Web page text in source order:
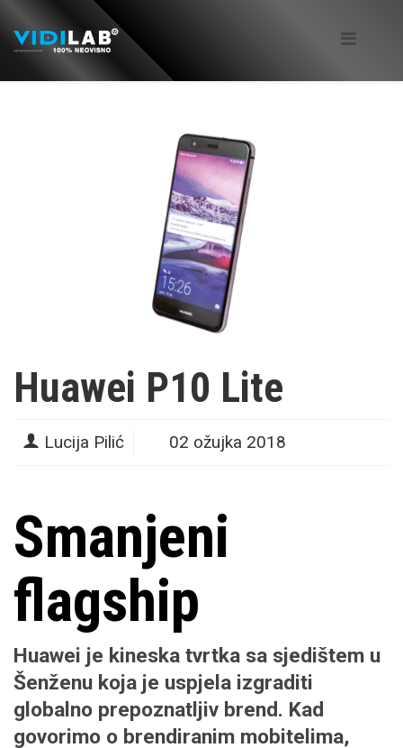
Huawei P10 Lite
Lucija Pilić 02 ožujka 2018
Smanjeni
flagship
Huawei je kineska tvrtka sa sjedištem u
Šenženu koja je uspjela izgraditi
globalno prepoznatljiv brend. Kad
govorimo o brendiranim mobitelima,